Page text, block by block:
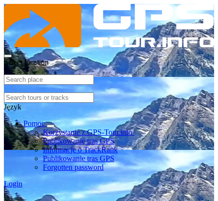
Select location
Język
Pomoc
Korzystanie z GPS-Tour.info
Publikowanie tras GPS
Informacje o TrackRank
Publikowanie tras GPS
Forgotten password
Login